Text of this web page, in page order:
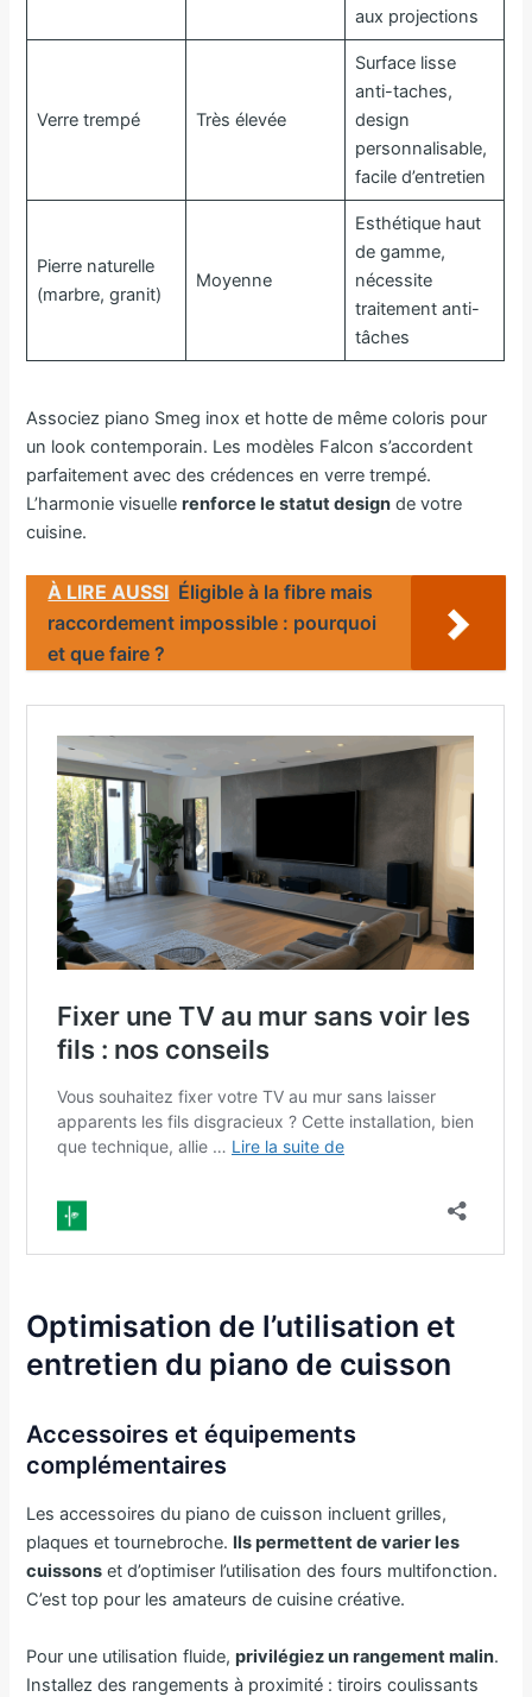
aux projections
Verre trempé Très élevée
Surface lisse
anti-taches,
design
personnalisable,
facile d’entretien
Pierre naturelle
(marbre, granit)
Moyenne
Esthétique haut
de gamme,
nécessite
traitement anti-
tâches
Associez piano Smeg inox et hotte de même coloris pour
un look contemporain. Les modèles Falcon s’accordent
parfaitement avec des crédences en verre trempé.
L’harmonie visuellerenforce le statut design de votre
cuisine.
À LIRE AUSSI Éligible à la fibre mais
raccordement impossible : pourquoi
et que faire ?
Optimisation de l’utilisation et
entretien du piano de cuisson
Accessoires et équipements
complémentaires
Les accessoires du piano de cuisson incluent grilles,
plaques et tournebroche. Ils permettent de varier les
cuissons et d’optimiser l’utilisation des fours multifonction.
C’est top pour les amateurs de cuisine créative.
Pour une utilisation fluide,privilégiez un rangement malin.
Installez des rangements à proximité : tiroirs coulissants